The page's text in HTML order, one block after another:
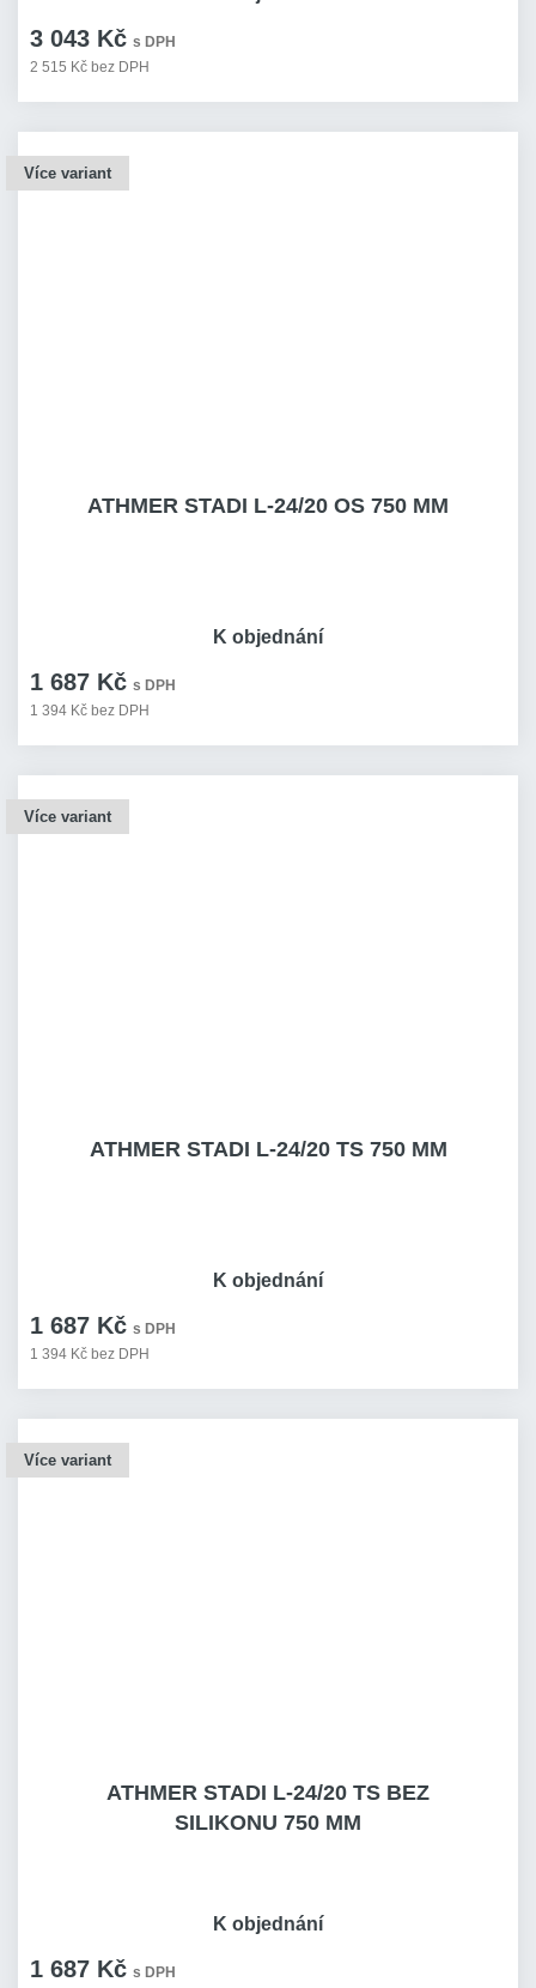
3 043 Kč s DPH
2 515 Kč bez DPH
Více variant
ATHMER STADI L-24/20 OS 750 MM
1 687 Kč s DPH
1 394 Kč bez DPH
K objednání
Více variant
ATHMER STADI L-24/20 TS 750 MM
1 687 Kč s DPH
1 394 Kč bez DPH
K objednání
Více variant
ATHMER STADI L-24/20 TS BEZ
SILIKONU 750 MM
1 687 Kč s DPH
K objednání